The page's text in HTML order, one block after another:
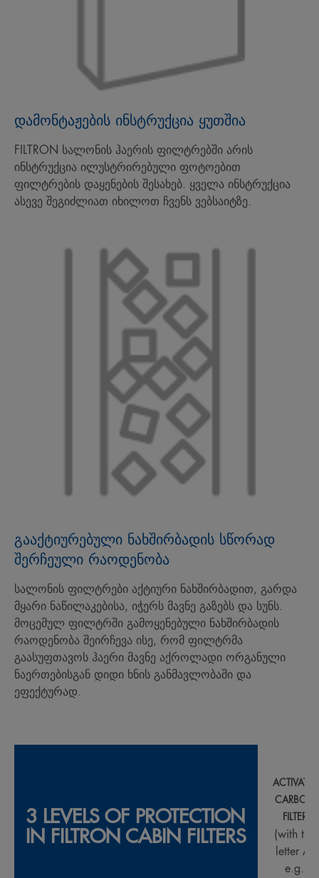
დამონტაჟების ინსტრუქცია ყუთშია
FILTRON სალონის ჰაერის ფილტრებში არის
ინსტრუქცია ილუსტრირებული ფოტოებით
ფილტრების დაყენების შესახებ. ყველა ინსტრუქცია
ასევე შეგიძლიათ იხილოთ ჩვენს ვებსაიტზე.
გააქტიურებული ნახშირბადის სწორად
შერჩეული რაოდენობა
სალონის ფილტრები აქტიური ნახშირბადით, გარდა
მყარი ნაწილაკებისა, იჭერს მავნე გაზებს და სუნს.
მოცემულ ფილტრში გამოყენებული ნახშირბადის
რაოდენობა შეირჩევა ისე, რომ ფილტრმა
გაასუფთავოს ჰაერი მავნე აქროლადი ორგანული
ნაერთებისგან დიდი ხნის განმავლობაში და
ეფექტურად.
3 LEVELS OF PROTECTION
IN FILTRON CABIN FILTERS
ACTIVATED
CARBON
FILTER
(with the
letter A,
e.g.